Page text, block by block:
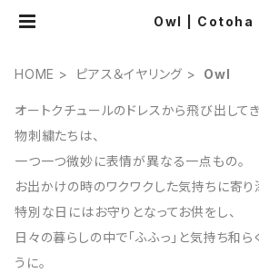
Owl | Cotoha
HOME ピアス＆イヤリング Owl
オートクチュールのドレスから飛び出し
物刺繍たちは、
一つ一つ微妙に表情が異なる一点もの。
お出かけの時のワクワクした気持ちに寄り
特別な日にはお守りとなってお供をし、
日々の暮らしの中で「ふふっ」と気持ち和
うに。